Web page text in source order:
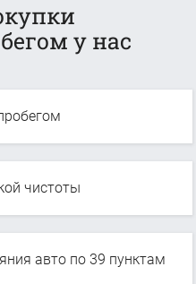
у нас
чистоты
авто по 39 пунктам